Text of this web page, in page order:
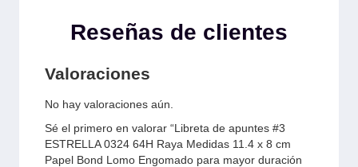
Reseñas de clientes
Valoraciones
No hay valoraciones aún.
Sé el primero en valorar “Libreta de apuntes #3
ESTRELLA 0324 64H Raya Medidas 11.4 x 8 cm
Papel Bond Lomo Engomado para mayor duración